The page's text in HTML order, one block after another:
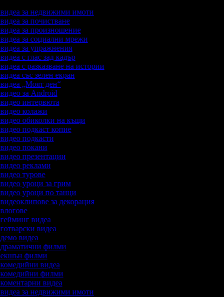
видеа за недвижими имоти
за почистване
видеа за произношение
видеа за социални мрежи
видеа за упражнения
с глас зад кадър
с разказване на истории
със зелен екран
видеа „Моят ден“
видео за Android
видео интервюта
видео колажи
видео обиколки на къщи
видео подкаст копие
подкасти
видео покани
видео презентации
видео реклами
турове
видео уроци за грим
видео уроци по танци
видеоклипове за декорация
гейминг видеа
видеа
видеа
драматични филми
екшън филми
комедийни видеа
комедийни филми
коментарни видеа
видеа за недвижими имоти